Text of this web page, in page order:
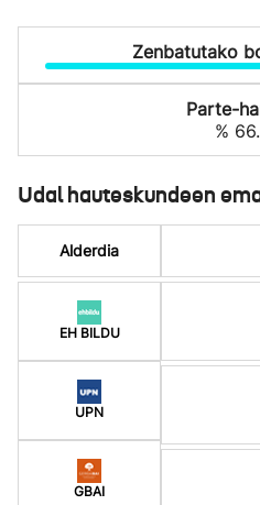
Zenbatutako
Parte-
%
Udal hauteskundeen
Alderdia
EH BILDU
UPN
GBAI